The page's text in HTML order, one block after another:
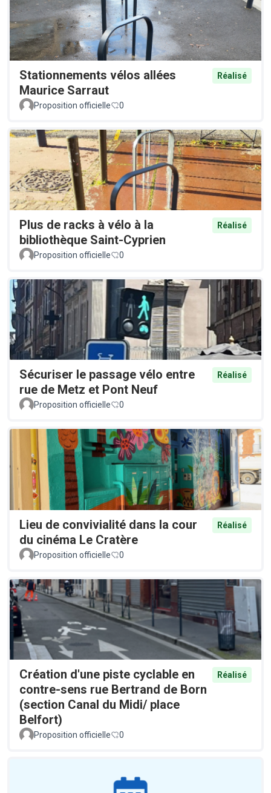
Stationnements vélos allées
Maurice Sarraut
Réalisé
Proposition officielle 0
Plus de racks à vélo à la
bibliothèque Saint-Cyprien
Réalisé
Proposition officielle 0
Sécuriser le passage vélo entre
rue de Metz et Pont Neuf
Réalisé
Proposition officielle 0
Lieu de convivialité dans la cour
du cinéma Le Cratère
Réalisé
Proposition officielle 0
Création d'une piste cyclable en
contre-sens rue Bertrand de Born
(section Canal du Midi/ place
Belfort)
Réalisé
Proposition officielle 0